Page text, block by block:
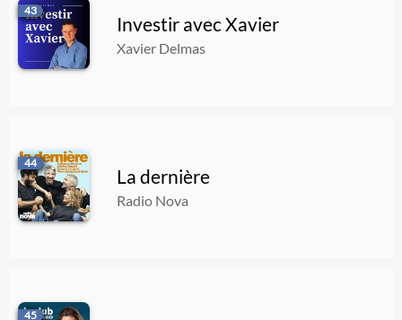
43
Investir avec Xavier
Xavier Delmas
44
La dernière
Radio Nova
45